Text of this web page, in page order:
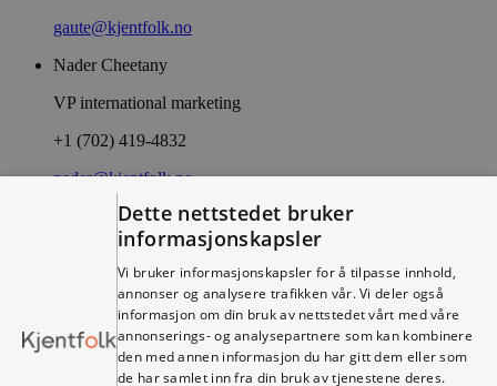
gaute@kjentfolk.no
Nader Cheetany
VP international marketing
+1 (702) 419-4832
nader@kjentfolk.no
Truls Nilsen
+47 988 10 078
truls@kjentfolk.no
Anders Lindstad
Dette nettstedet bruker
informasjonskapsler
Vi bruker informasjonskapsler for å tilpasse innhold,
annonser og analysere trafikken vår. Vi deler også
informasjon om din bruk av nettstedet vårt med våre
annonserings- og analysepartnere som kan kombinere
den med annen informasjon du har gitt dem eller som
de har samlet inn fra din bruk av tjenestene deres.